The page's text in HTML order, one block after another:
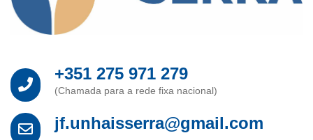
+351 275 971 279
(Chamada para a rede fixa nacional)
jf.unhaisserra@gmail.com